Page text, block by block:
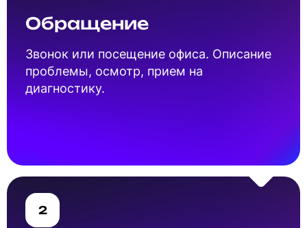
Обращение
Звонок или посещение офиса. Описание
проблемы, осмотр, прием на
диагностику.
2